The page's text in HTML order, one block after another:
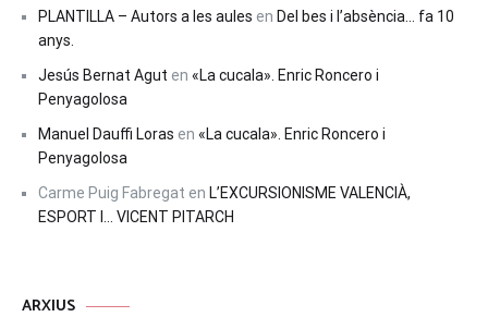
PLANTILLA – Autors a les aules en Del bes i l’absència… fa 10
anys.
Jesús Bernat Agut en «La cucala». Enric Roncero i
Penyagolosa
Manuel Dauffi Loras en «La cucala». Enric Roncero i
Penyagolosa
Carme Puig Fabregat en L’EXCURSIONISME VALENCIÀ,
ESPORT I… VICENT PITARCH
ARXIUS